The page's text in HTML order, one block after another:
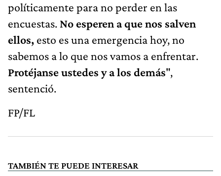
políticamente para no perder en las
encuestas. No esperen a que nos salven
ellos, esto es una emergencia hoy, no
sabemos a lo que nos vamos a enfrentar.
Protéjanse ustedes y a los demás",
sentenció.
FP/FL
TAMBIÉN TE PUEDE INTERESAR